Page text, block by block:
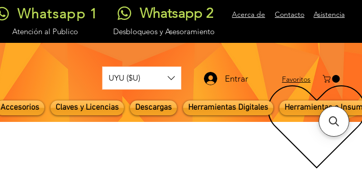
Whatsapp 1 Whatsapp 2 Acerca de Contacto Asistencia
Atención al Publico Desbloqueos y Asesoramiento
UYU ($U) Entrar Favoritos
Accesorios Claves y Licencias Descargas Herramientas Digitales Herramientas e